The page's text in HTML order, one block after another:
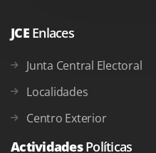
JCE Enlaces
Junta Central Electoral
Localidades
Centro Exterior
ActividadesPolíticas